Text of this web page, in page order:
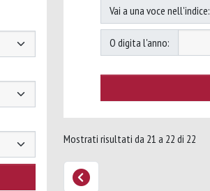
Vai a una voce nell'indice:
O digita l'anno:
Mostrati risultati da 21 a 22 di 22